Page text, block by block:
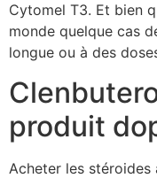
Cytomel T3. Et bien
monde quelque cas
longue ou à des
produit
Acheter les